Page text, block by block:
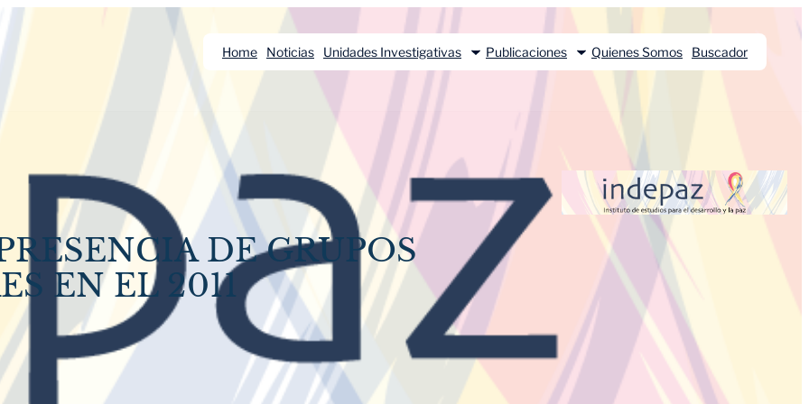
Home Noticias Unidades Investigativas Publicaciones Quienes Somos Buscador
DE GRUPOS
EN EL 2011